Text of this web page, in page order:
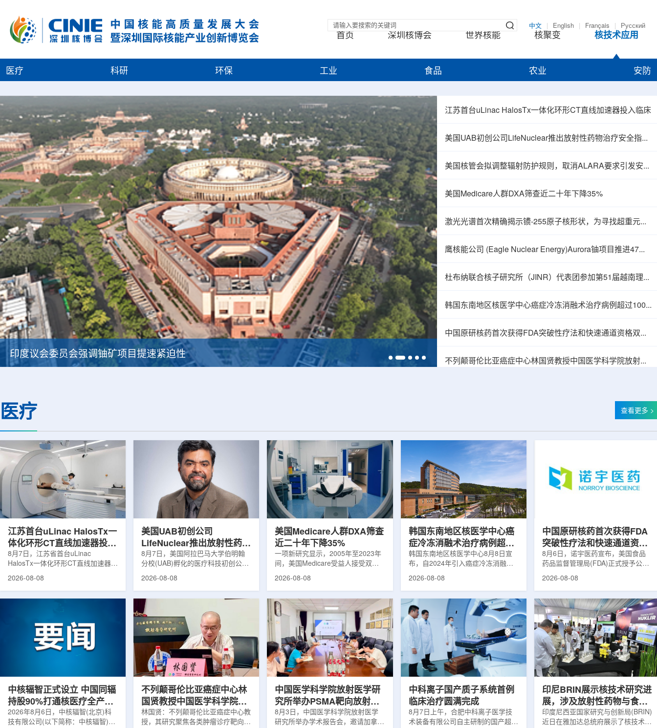
中文 English Français Русский
首页 深圳核博会 世界核能 核聚变 核技术应用
医疗 科研 环保 工业 食品 农业 安防
印度议会委员会强调铀矿项目提速紧迫性 中核辐智正式设立 中国同辐持股90%打通核医
江苏首台uLinac HalosTx一体化环形CT直线加速器投入临床
美国UAB初创公司LifeNuclear推出放射性药物治疗安全指导平台TheraGuide
美国核管会拟调整辐射防护规则，取消ALARA要求引发安全争议
美国Medicare人群DXA筛查近二十年下降35%
激光光谱首次精确揭示镄-255原子核形状，为寻找超重元素提供新线索
鹰核能公司 (Eagle Nuclear Energy)Aurora铀项目推进47孔预可研钻探
杜布纳联合核子研究所（JINR）代表团参加第51届越南理论物理会议
韩国东南地区核医学中心癌症冷冻消融术治疗病例超过100例
中国原研核药首次获得FDA突破性疗法和快速通道资格双重认定
不列颠哥伦比亚癌症中心林国贤教授中国医学科学院放射医学研究所开展学术交流
医疗 查看更多 >
江苏首台uLinac HalosTx一
体化环形CT直线加速器投入
临床
8月7日，江苏省首台uLinac
HalosTx一体化环形CT直线加速器在
南京医科大学第三附属医院(常州二
疗是肿瘤治疗的重要方式之一。传统
分体式放疗流程中，患者通常需要在
CT室与治疗室之间转运，治疗计划
也多依据此前采集的静态影像制定。
2026-08-08
美国UAB初创公司
LifeNuclear推出放射性药物
治疗安全指导平台
TheraGuide
8月7日，美国阿拉巴马大学伯明翰
分校(UAB)孵化的医疗科技初创公司
LifeNuclear宣布推出数字化平台
遵循辐射安全指导。放射性药物疗法
通过使用放射性药物靶向癌细胞，在
尽量减少周围健康组织损伤的同时发
挥治疗作用。随着该疗法应用范围扩
大，患者在治疗后通常需要阅读并执
行较为复杂的书面说明，这对部分患
者和护理人员而言存在理解和操作难
度。雷莫·乔治博士LifeNuclear由
2026-08-08
美国Medicare人群DXA筛查
近二十年下降35%
一项新研究显示，2005年至2023年
间，美国Medicare受益人接受双能X
射线吸收测定(DXA)检查的比例明显
果提示，不同人群之间的筛查可及性
差异正在扩大。研究人员分析了超过
500万名Medicare受益人的理赔数
据。结果显示，DXA使用率从2005
年的每10万名受益人7255次，下降
至2023年的每10万名受益人4690
次。相关研究已发表于
《Osteoporosis International》。下
2026-08-08
韩国东南地区核医学中心癌
症冷冻消融术治疗病例超过
100例
韩国东南地区核医学中心8月8日宣
布，自2024年引入癌症冷冻消融术
以来，中心已完成超过100例相关手
法。治疗过程中，医生在CT或超声
成像引导下，将细治疗针精准插入肿
瘤部位，通过零下40摄氏度或更低
的超低温冷冻病灶，使癌细胞发生坏
死。由于低温冷冻本身具有一定麻醉
作用，该技术有助于减轻患者疼痛，
减少对周围正常组织的损伤，并促进
术后较快恢复。据该中心介绍，目前
2026-08-08
中国原研核药首次获得FDA
突破性疗法和快速通道资格
双重认定
8月6日，诺宇医药宣布，美国食品
药品监督管理局(FDA)正式授予公司
自主研发的68Ga-NYM096突破性疗
认定(Fast Track Designation,
FTD)。这是原研核药领域中国首个
获得美国 FDA 突破性疗法认定、首
个同时获得 FDA 突破性疗法与快速
通道双项认定的产品，创造了核药领
域里程碑式突破。68Ga-NYM096是
一款特异性结合CAⅨ的肾癌小分子
诊断核药，适用于疑似或确认转移性
2026-08-08
中核辐智正式设立 中国同辐
持股90%打通核医疗全产业
链
2026年8月6日，中核辐智(北京)科
技有限公司(以下简称：中核辐智)正
不列颠哥伦比亚癌症中心林
国贤教授中国医学科学院放
射医学研究所开展学术交流
林国贤：不列颠哥伦比亚癌症中心教
授，其研究聚焦各类肿瘤诊疗靶向放
中国医学科学院放射医学研
究所举办PSMA靶向放射性
药物学术报告会
8月3日，中国医学科学院放射医学
研究所举办学术报告会，邀请加拿大
中科离子国产质子系统首例
临床治疗圆满完成
8月7日上午，合肥中科离子医学技
术装备有限公司自主研制的国产超导
印尼BRIN展示核技术研究进
展，涉及放射性药物与食品
辐照应用
印度尼西亚国家研究与创新局(BRIN)
近日在雅加达总统府展示了核技术研